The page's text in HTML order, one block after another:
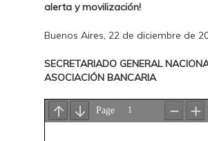
alerta y movilización!
Buenos Aires, 22 de diciembre de
SECRETARIADO GENERAL
ASOCIACIÓN BANCARIA